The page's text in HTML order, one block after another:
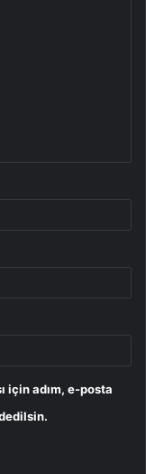
için adım, e-posta